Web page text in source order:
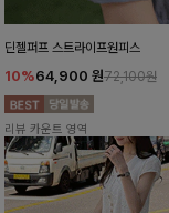
딘젤퍼프 스트라이프원피스
10%64,900 원72,100원
리뷰 카운트 영역